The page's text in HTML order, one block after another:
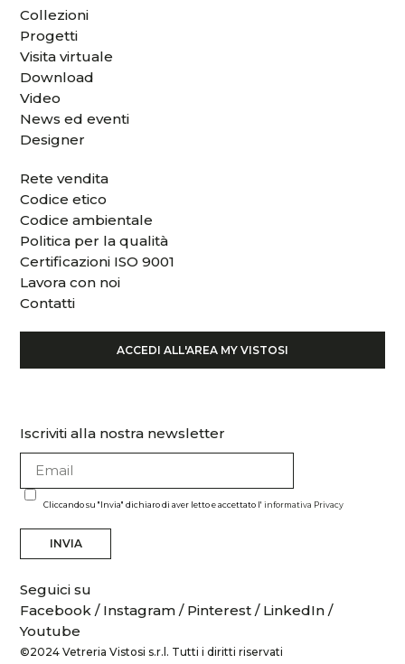
Collezioni
Progetti
Visita virtuale
Download
Video
News ed eventi
Designer
Rete vendita
Codice etico
Codice ambientale
Politica per la qualità
Certificazioni ISO 9001
Lavora con noi
Contatti
ACCEDI ALL'AREA MY VISTOSI
Iscriviti alla nostra newsletter
Cliccando su "Invia" dichiaro di aver letto e accettato l'informativa Privacy
INVIA
©2024 Vetreria Vistosi s.r.l. Tutti i diritti riservati
Seguici su
Facebook/ Instagram / Pinterest / LinkedIn /
Youtube